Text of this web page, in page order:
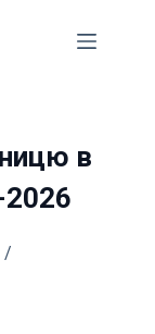
в
2026